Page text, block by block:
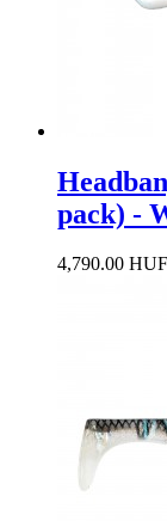
pack) -
4,790.00 HUF